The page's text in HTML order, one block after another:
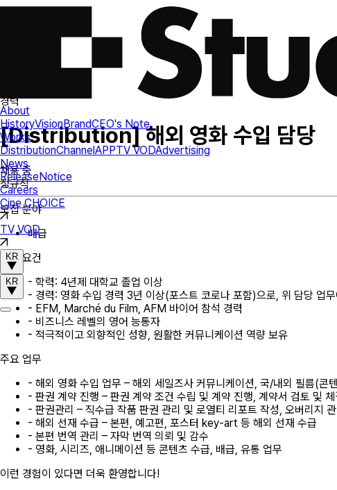
About
HistoryVisionBrandCEO's Note
Works
DistributionChannelAPPTV VODAdvertising
News
ReleaseNotice
Careers
Cine CHOICE
TV VOD
KR
KR
경력
[Distribution] 해외 영화 수입 담당
채용 중
정규직
모집 분야
배급
자격 요건
- 학력: 4년제 대학교 졸업 이상
- 경력: 영화 수입 경력 3년 이상(포스트 코로나 포함)으로, 위 담당 업
- EFM, Marché du Film, AFM 바이어 참석 경력
- 비즈니스 레벨의 영어 능통자
- 적극적이고 외향적인 성향, 원활한 커뮤니케이션 역량 보유
주요 업무
- 해외 영화 수입 업무 – 해외 세일즈사 커뮤니케이션, 국/내외 필름(콘
- 판권 계약 진행 – 판권 계약 조건 수립 및 계약 진행, 계약서 검토 및 체
- 판권관리 – 직수급 작품 판권 관리 및 로열티 리포트 작성, 오버리지 관
- 해외 선재 수급 – 본편, 예고편, 포스터 key-art 등 해외 선재 수급
- 본편 번역 관리 – 자막 번역 의뢰 및 감수
- 영화, 시리즈, 애니메이션 등 콘텐츠 수급, 배급, 유통 업무
이런 경험이 있다면 더욱 환영합니다!